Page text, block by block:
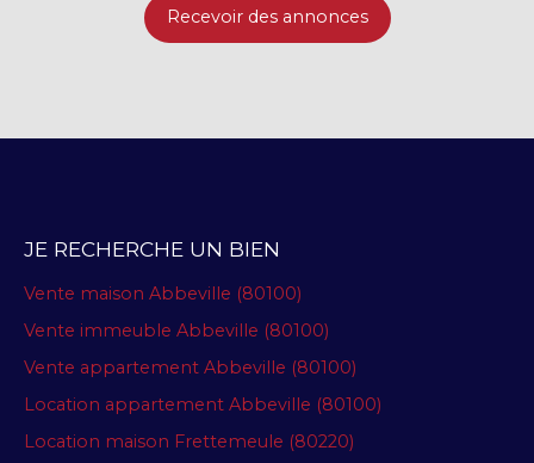
Recevoir des annonces
JE RECHERCHE UN BIEN
Vente maison Abbeville (80100)
Vente immeuble Abbeville (80100)
Vente appartement Abbeville (80100)
Location appartement Abbeville (80100)
Location maison Frettemeule (80220)